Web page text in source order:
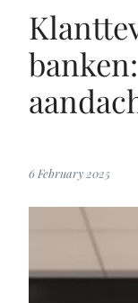
6 February 2025